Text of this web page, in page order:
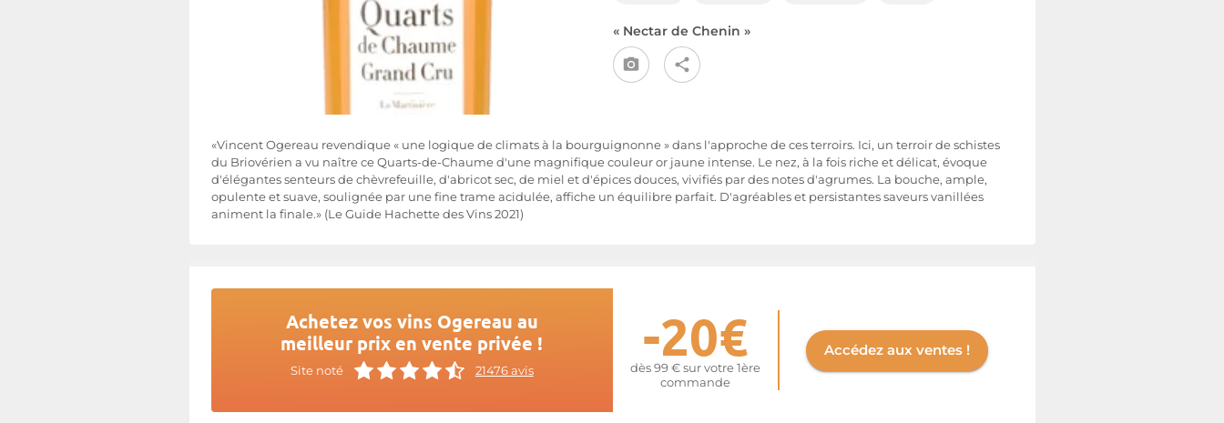
« Nectar de Chenin »
«Vincent Ogereau revendique « une logique de climats à la bourguignonne » dans l'approche de ces terroirs. Ici, un terroir de schistes
du Briovérien a vu naître ce Quarts-de-Chaume d'une magnifique couleur or jaune intense. Le nez, à la fois riche et délicat, évoque
d'élégantes senteurs de chèvrefeuille, d'abricot sec, de miel et d'épices douces, vivifiés par des notes d'agrumes. La bouche, ample,
opulente et suave, soulignée par une fine trame acidulée, affiche un équilibre parfait. D'agréables et persistantes saveurs vanillées
animent la finale.» (Le Guide Hachette des Vins 2021)
Achetez vos vins Ogereau au
meilleur prix en vente privée !
Site noté 21476 avis
-20€
dès 99 € sur votre 1ère
commande
Accédez aux ventes !